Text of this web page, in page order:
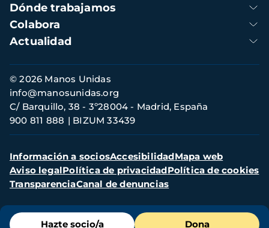
Menú
Hazte socio/a Dona
Dónde trabajamos
Colabora
Actualidad
Información
de
contacto
© 2026 Manos Unidas
C/ Barquillo, 38 - 3º28004 - Madrid, España
900 811 888
BIZUM 33439
info@manosunidas.org
Menú
secundario
Información a sociosAccesibilidadMapa web
Aviso legalPolítica de privacidadPolítica de cookies
TransparenciaCanal de denuncias